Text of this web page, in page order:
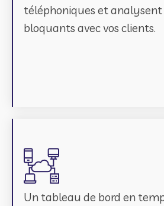
téléphoniques et analysent
bloquants avec vos clients.
Un tableau de bord en